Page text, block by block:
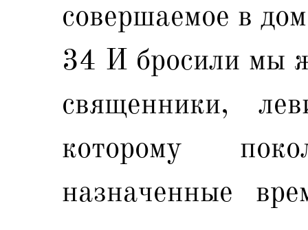
совершаемое в
34 И бросили мы
священники,
которому
назначенные